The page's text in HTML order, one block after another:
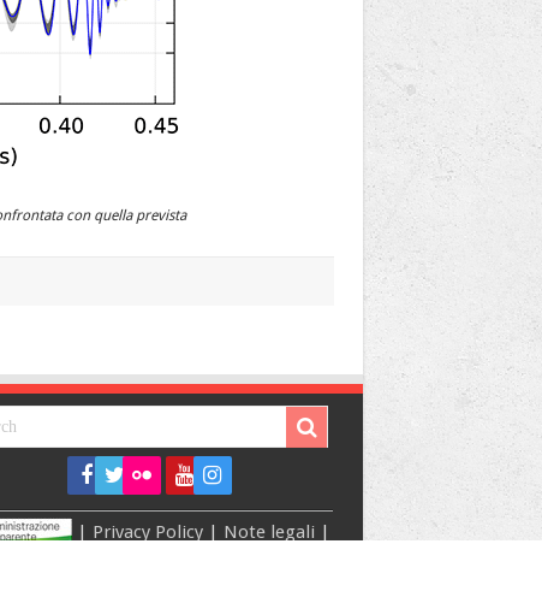
con quella prevista
| Privacy Policy| Note legali |